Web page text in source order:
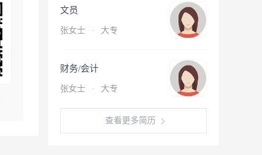
文员
张女士 · 大专
财务/会计
张女士 · 大专
查看更多简历